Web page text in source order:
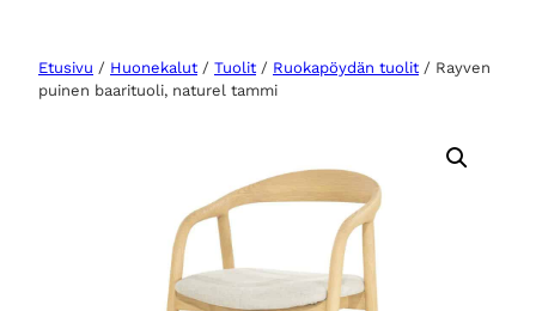
Etusivu / Huonekalut / Tuolit / Ruokapöydän tuolit / Rayven
puinen baarituoli, naturel tammi